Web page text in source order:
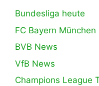
Bundesliga heute
FC Bayern München
BVB News
VfB News
Champions League